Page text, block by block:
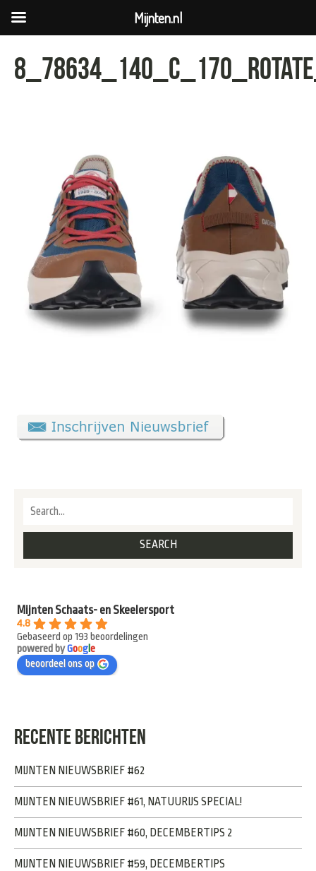
Mijnten Schaats- en Skeelersport
4.8
Gebaseerd op 193 beoordelingen
powered byGooge
beoordeel ons op
RECENTE BERICHTEN
MIJNTEN NIEUWSBRIEF #62
MIJNTEN NIEUWSBRIEF #61, NATUURIJS SPECIAL!
MIJNTEN NIEUWSBRIEF #60, DECEMBERTIPS 2
MIJNTEN NIEUWSBRIEF #59, DECEMBERTIPS
Mijnten.nl